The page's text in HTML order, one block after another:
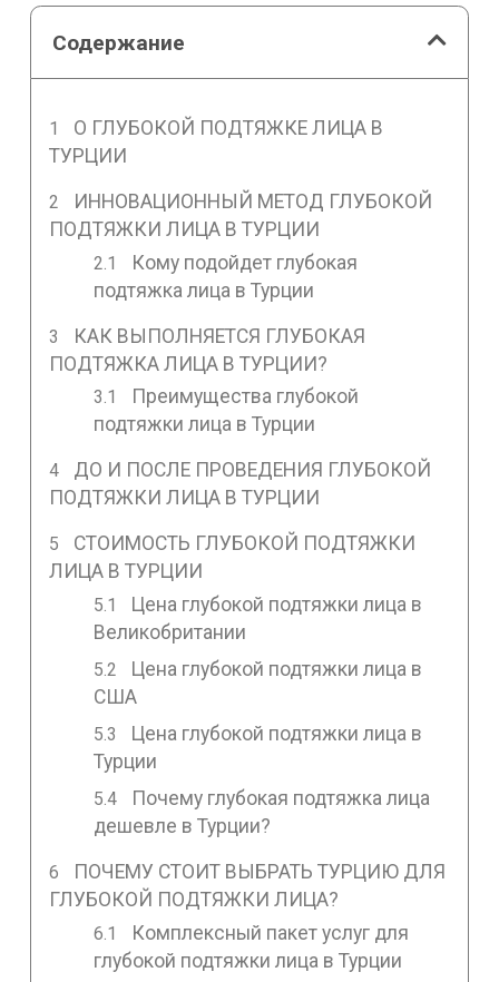
Содержание
О ГЛУБОКОЙ ПОДТЯЖКЕ ЛИЦА В
ТУРЦИИ
ИННОВАЦИОННЫЙ МЕТОД ГЛУБОКОЙ
ПОДТЯЖКИ ЛИЦА В ТУРЦИИ
Кому подойдет глубокая
подтяжка лица в Турции
КАК ВЫПОЛНЯЕТСЯ ГЛУБОКАЯ
ПОДТЯЖКА ЛИЦА В ТУРЦИИ?
Преимущества глубокой
подтяжки лица в Турции
ДО И ПОСЛЕ ПРОВЕДЕНИЯ ГЛУБОКОЙ
ПОДТЯЖКИ ЛИЦА В ТУРЦИИ
СТОИМОСТЬ ГЛУБОКОЙ ПОДТЯЖКИ
ЛИЦА В ТУРЦИИ
Цена глубокой подтяжки лица в
Великобритании
Цена глубокой подтяжки лица в
США
Цена глубокой подтяжки лица в
Турции
Почему глубокая подтяжка лица
дешевле в Турции?
ПОЧЕМУ СТОИТ ВЫБРАТЬ ТУРЦИЮ ДЛЯ
ГЛУБОКОЙ ПОДТЯЖКИ ЛИЦА?
Комплексный пакет услуг для
глубокой подтяжки лица в Турции